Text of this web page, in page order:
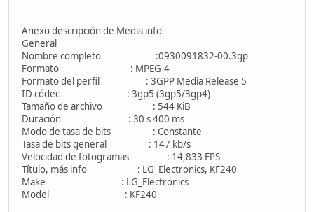
Anexo descripción de Media info
General
Nombre completo :0930091832-00.3gp
Formato : MPEG-4
Formato del perfil : 3GPP Media Release 5
ID códec : 3gp5 (3gp5/3gp4)
Tamaño de archivo : 544 KiB
Duración : 30 s 400 ms
Modo de tasa de bits : Constante
Tasa de bits general : 147 kb/s
Velocidad de fotogramas : 14,833 FPS
Título, más info : LG_Electronics, KF240
Make : LG_Electronics
Model : KF240